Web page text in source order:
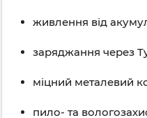
живлення від
заряджання через
міцний металевий
пило- та